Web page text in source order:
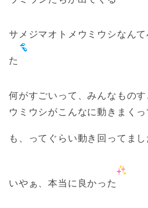
サメジマオトメウミウシなん
た
何がすごいって、みんなものす
ウミウシがこんなに動きまく
も、ってぐらい動き回ってまし
いやぁ、本当に良かった